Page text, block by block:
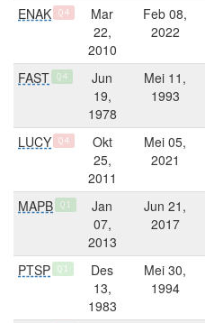
ENAK Q4
Mar
22,
2010
Feb 08,
2022
FAST Q4
Jun
19,
1978
Mei 11,
1993
LUCY Q4
Okt
25,
2011
Mei 05,
2021
MAPB Q1
Jan
07,
2013
Jun 21,
2017
PTSP Q1
Des
13,
1983
Mei 30,
1994